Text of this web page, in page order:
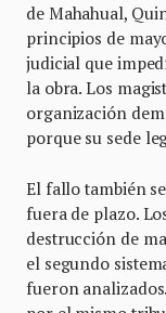
de Mahahual,
principios de
judicial que
la obra. Los
organización
porque su sede
El fallo también
fuera de plazo.
destrucción de
el segundo
fueron